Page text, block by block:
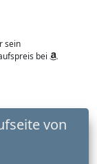
sein
bei